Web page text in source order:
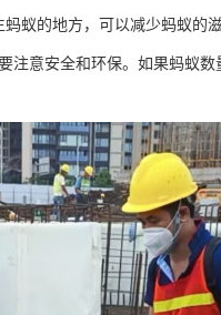
蚁的地方，可以减少蚂蚁的滋
注意安全和环保。如果蚂蚁